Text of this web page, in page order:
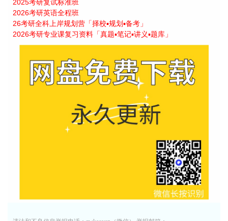
2025考研复试标准班
2026考研英语全程班
26考研全科上岸规划营「择校▪规划▪备考」
2026考研专业课复习资料「真题▪笔记▪讲义▪题库」